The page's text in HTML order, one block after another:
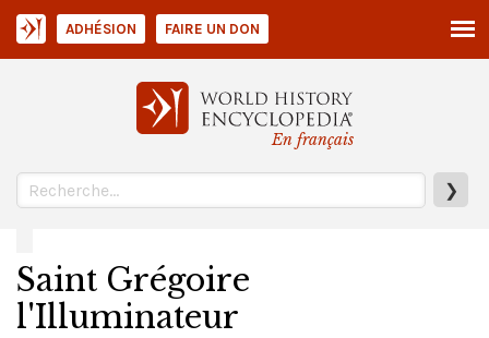
En français
❯
ADHÉSION FAIRE UN DON
Saint Grégoire
l'Illuminateur